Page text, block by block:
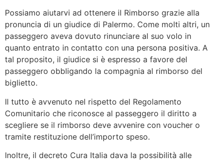
Possiamo aiutarvi ad ottenere il Rimborso grazie alla
pronuncia di un giudice di Palermo. Come molti altri, un
passeggero aveva dovuto rinunciare al suo volo in
quanto entrato in contatto con una persona positiva. A
tal proposito, il giudice si è espresso a favore del
passeggero obbligando la compagnia al rimborso del
biglietto.
Il tutto è avvenuto nel rispetto del Regolamento
Comunitario che riconosce al passeggero il diritto a
scegliere se il rimborso deve avvenire con voucher o
tramite restituzione dell’importo speso.
Inoltre, il decreto Cura Italia dava la possibilità alle